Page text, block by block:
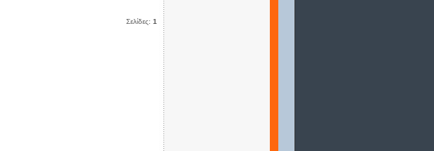
Σελίδες: 1